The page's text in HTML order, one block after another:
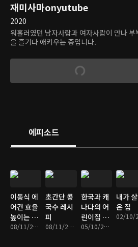
재미사마onyutube
2020
워홀러였던 남자사람과 여자사람이 만나
을 즐기다 애키우는 중입니다.
에피소드
이동식 에
어컨 효율
높이는 방
법
08/11/2021 • 5분
초간단 콩
국수 레시
피
08/11/2021 • 3분
한국과 캐
나다의 어
린이집 차
이점
05/10/2021 • 9분
내가
온 집